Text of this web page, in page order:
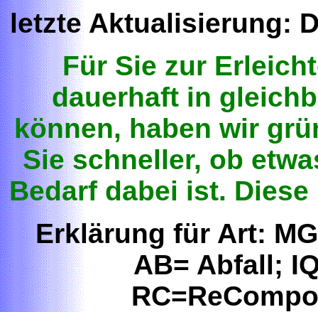
letzte Aktualisierung:
Für Sie zur
dauerhaft in
können, haben wir
Sie schneller, ob
Bedarf dabei ist.
Erklärung für Art:
AB= Abfall;